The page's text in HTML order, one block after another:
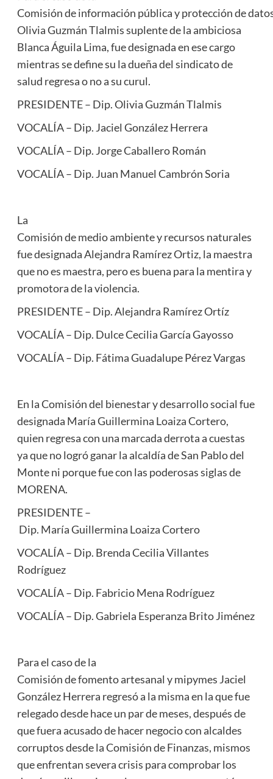
Comisión de información pública y protección de
Olivia Guzmán Tlalmis suplente de la ambiciosa
Blanca Águila Lima, fue designada en ese cargo
mientras se define su la dueña del sindicato de
salud regresa o no a su curul.
PRESIDENTE – Dip. Olivia Guzmán Tlalmis
VOCALÍA – Dip. Jaciel González Herrera
VOCALÍA – Dip. Jorge Caballero Román
VOCALÍA – Dip. Juan Manuel Cambrón Soria
La
Comisión de medio ambiente y recursos naturales
fue designada Alejandra Ramírez Ortiz, la maestra
que no es maestra, pero es buena para la mentira y
promotora de la violencia.
PRESIDENTE – Dip. Alejandra Ramírez Ortíz
VOCALÍA – Dip. Dulce Cecilia García Gayosso
VOCALÍA – Dip. Fátima Guadalupe Pérez Vargas
En la Comisión del bienestar y desarrollo social fue
designada María Guillermina Loaiza Cortero,
quien regresa con una marcada derrota a cuestas
ya que no logró ganar la alcaldía de San Pablo del
Monte ni porque fue con las poderosas siglas de
MORENA.
PRESIDENTE –
Dip. María Guillermina Loaiza Cortero
VOCALÍA – Dip. Brenda Cecilia Villantes
Rodríguez
VOCALÍA – Dip. Fabricio Mena Rodríguez
VOCALÍA – Dip. Gabriela Esperanza Brito Jiménez
Para el caso de la
Comisión de fomento artesanal y mipymes Jaciel
González Herrera regresó a la misma en la que fue
relegado desde hace un par de meses, después de
que fuera acusado de hacer negocio con alcaldes
corruptos desde la Comisión de Finanzas, mismos
que enfrentan severa crisis para comprobar los